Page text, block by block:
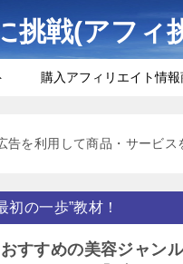
挑戦(アフ
購入アフィリエイト情
を利用して商品・サービス
初の一歩”教材！
おすすめの美容ジャン